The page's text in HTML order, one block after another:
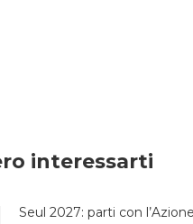
interessarti
Seul 2027: parti con l’Azione